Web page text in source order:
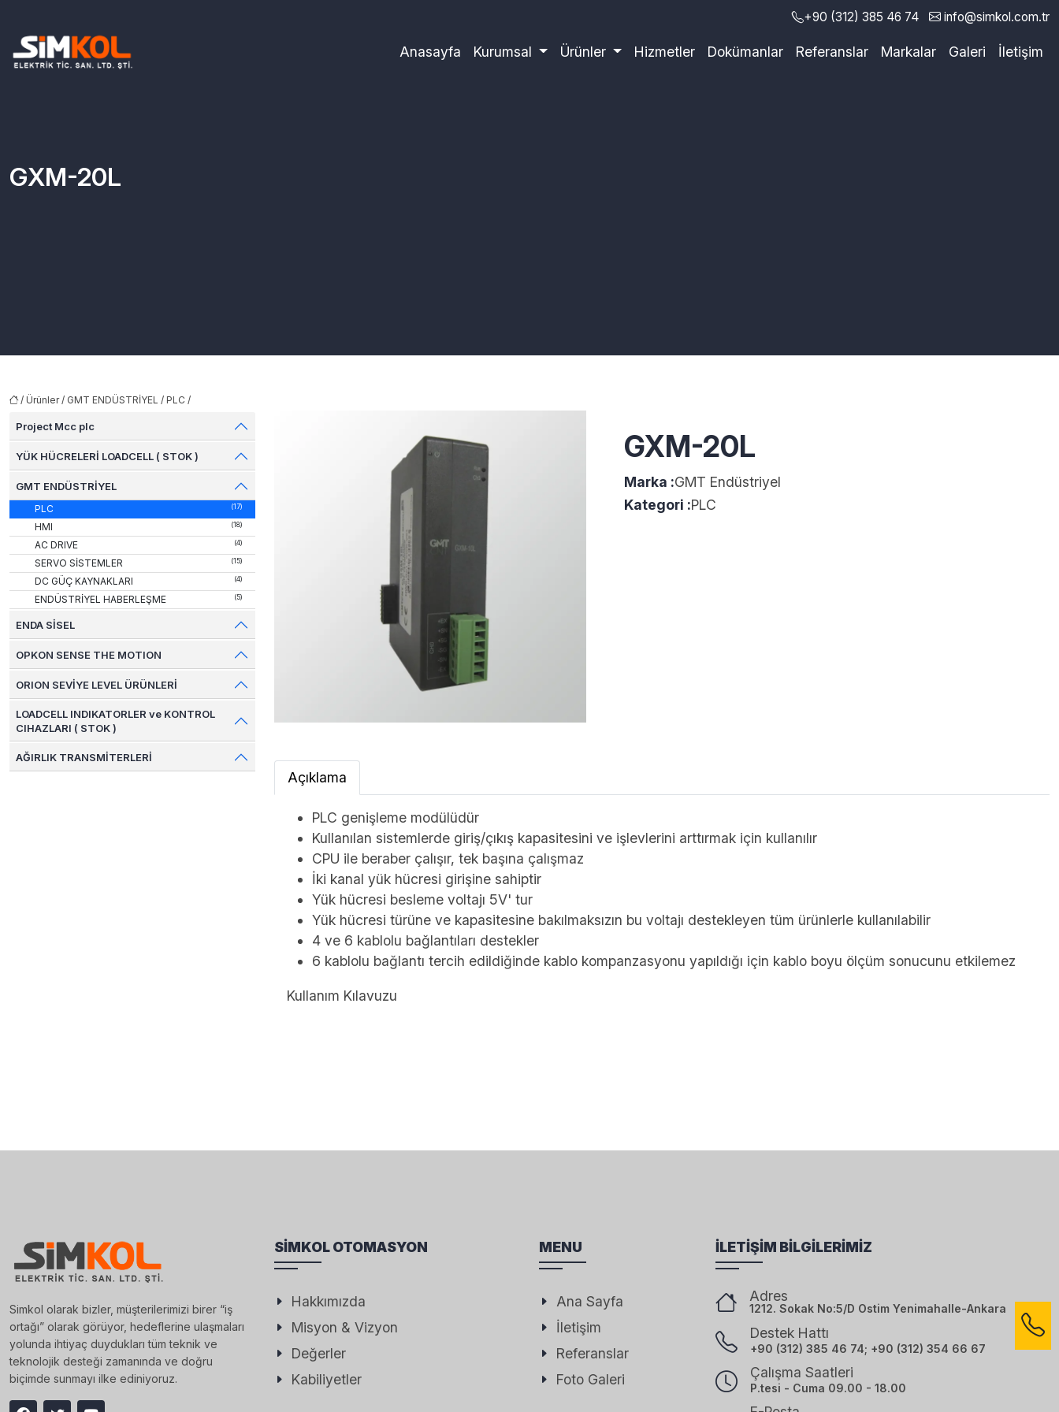
+90 (312) 385 46 74 info@simkol.com.tr
Anasayfa Kurumsal Ürünler Hizmetler Dokümanlar Referanslar Markalar Galeri İletişim
GXM-20L
/ Ürünler/ GMT ENDÜSTRİYEL / PLC /
Project Mcc plc
YÜK HÜCRELERİ LOADCELL ( STOK )
GMT ENDÜSTRİYEL
PLC (17)
HMI (18)
AC DRIVE (4)
SERVO SİSTEMLER (15)
DC GÜÇ KAYNAKLARI (4)
ENDÜSTRİYEL HABERLEŞME (5)
ENDA SİSEL
OPKON SENSE THE MOTION
ORION SEVİYE LEVEL ÜRÜNLERİ
LOADCELL INDIKATORLER ve KONTROL
CIHAZLARI ( STOK )
AĞIRLIK TRANSMİTERLERİ
GXM-20L
Marka :GMT Endüstriyel
Kategori :PLC
Açıklama
PLC genişleme modülüdür
Kullanılan sistemlerde giriş/çıkış kapasitesini ve işlevlerini arttırmak için kullanılır
CPU ile beraber çalışır, tek başına çalışmaz
İki kanal yük hücresi girişine sahiptir
Yük hücresi besleme voltajı 5V' tur
Yük hücresi türüne ve kapasitesine bakılmaksızın bu voltajı destekleyen tüm ürünlerle kullanılabilir
4 ve 6 kablolu bağlantıları destekler
6 kablolu bağlantı tercih edildiğinde kablo kompanzasyonu yapıldığı için kablo boyu ölçüm sonucunu etkilemez
Kullanım Kılavuzu
Simkol olarak bizler, müşterilerimizi birer “iş
ortağı” olarak görüyor, hedeflerine ulaşmaları
yolunda ihtiyaç duydukları tüm teknik ve
teknolojik desteği zamanında ve doğru
biçimde sunmayı ilke ediniyoruz.
SIMKOL OTOMASYON
Hakkımızda
Misyon & Vizyon
Değerler
Kabiliyetler
MENU
Ana Sayfa
İletişim
Referanslar
Foto Galeri
İLETIŞIM BILGILERIMIZ
Adres
1212. Sokak No:5/D Ostim Yenimahalle-Ankara
Destek Hattı
+90 (312) 385 46 74; +90 (312) 354 66 67
Çalışma Saatleri
P.tesi - Cuma 09.00 - 18.00